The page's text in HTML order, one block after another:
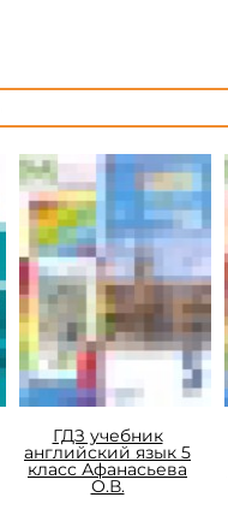
ГДЗ учебник
английский язык 5
класс Афанасьева
О.В.